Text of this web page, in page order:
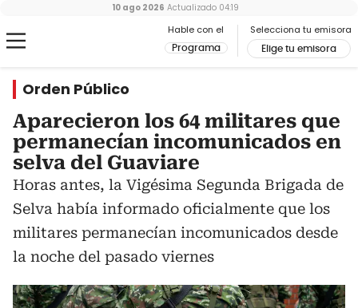
Hable con el
Programa
Selecciona tu emisora
Elige tu emisora
10 ago 2026 Actualizado 04:19
Orden Público
Aparecieron los 64 militares que
permanecían incomunicados en
selva del Guaviare
Horas antes, la Vigésima Segunda Brigada de
Selva había informado oficialmente que los
militares permanecían incomunicados desde
la noche del pasado viernes